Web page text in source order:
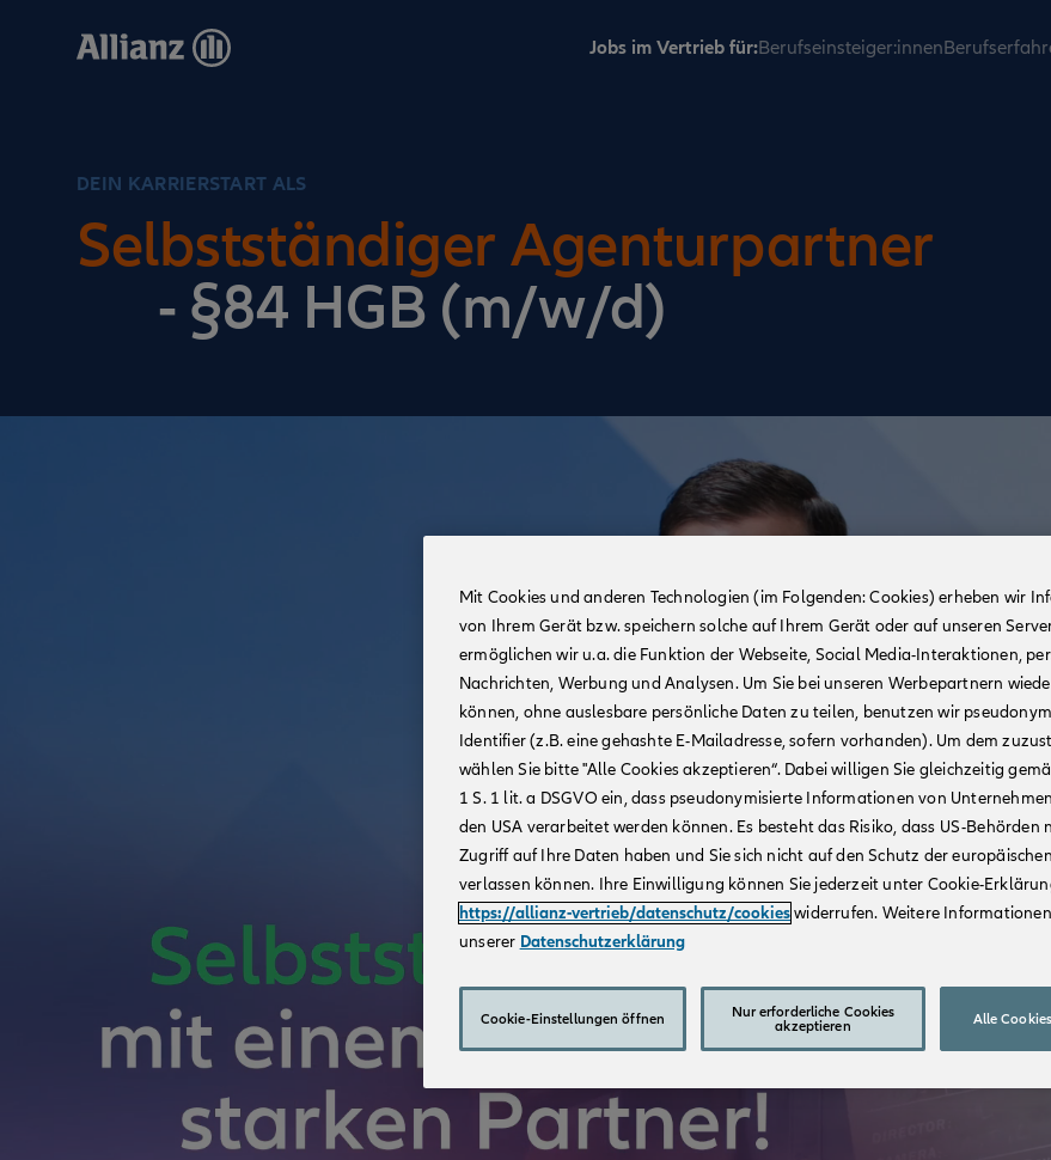
Jobs im Vertrieb für:Berufseinsteiger:innen
DEIN KARRIERSTART ALS
Selbstständiger Agenturpartner
- §84 HGB (m/w/d)
Mit Cookies und anderen Technologien (im Folgenden: Cookies) erheben wir
von Ihrem Gerät bzw. speichern solche auf Ihrem Gerät oder auf unseren
ermöglichen wir u.a. die Funktion der Webseite, Social Media-Interaktionen,
Nachrichten, Werbung und Analysen. Um Sie bei unseren Werbepartnern
können, ohne auslesbare persönliche Daten zu teilen, benutzen wir
Identifier (z.B. eine gehashte E-Mailadresse, sofern vorhanden). Um dem
wählen Sie bitte "Alle Cookies akzeptieren“. Dabei willigen Sie gleichzeitig
1 S. 1 lit. a DSGVO ein, dass pseudonymisierte Informationen von
den USA verarbeitet werden können. Es besteht das Risiko, dass US-Behörden
Zugriff auf Ihre Daten haben und Sie sich nicht auf den Schutz der
verlassen können. Ihre Einwilligung können Sie jederzeit unter Cookie-
https://allianz-vertrieb/datenschutz/cookieswiderrufen. Weitere
unserer Datenschutzerklärung
Cookie-Einstellungen öffnen
Nur erforderliche Cookies
akzeptieren
Alle